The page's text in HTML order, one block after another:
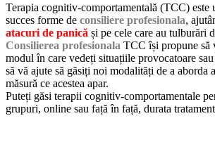
Terapia cognitiv-comportamentală (TCC) este
succes forme de consiliere profesionala,
atacuri de panică și pe cele care au tulburări
Consilierea profesionala TCC își propune să
modul în care vedeți situațiile provocatoare
să vă ajute să găsiți noi modalități de a aborda
măsură ce acestea apar.
Puteți găsi terapii cognitiv-comportamentale
grupuri, online sau față în față, durata